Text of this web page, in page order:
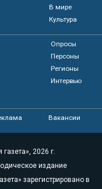
В мире
Культура
Опросы
Персоны
Регионы
Интервью
Вакансии
2026 г.
издание
зарегистрировано в